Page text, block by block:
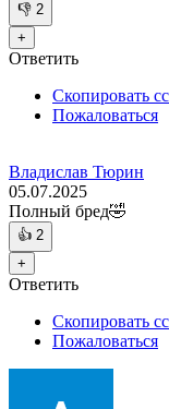
👎 2
+
Ответить
Скопировать
Пожаловаться
Владислав Тюрин
05.07.2025
Полный бред🤣
👍 2
+
Ответить
Скопировать
Пожаловаться